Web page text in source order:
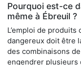
Pourquoi est-ce
même à Ébreuil ?
L’emploi de
dangereux doit être
des combinaisons
engendrer plusieurs